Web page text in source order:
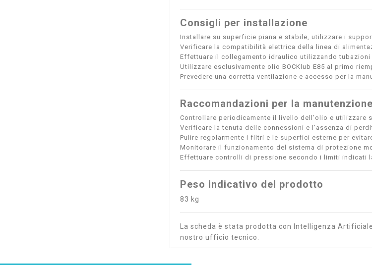
Consigli per installazione
Installare su superficie piana e stabile, utilizzare i
Verificare la compatibilità elettrica della linea di
Effettuare il collegamento idraulico utilizzando
Utilizzare esclusivamente olio BOCKlub E85 al primo
Prevedere una corretta ventilazione e accesso per la
Raccomandazioni per la manutenzione
Controllare periodicamente il livello dell'olio e utilizzare
Verificare la tenuta delle connessioni e l'assenza di
Pulire regolarmente i filtri e le superfici esterne per
Monitorare il funzionamento del sistema di protezione
Effettuare controlli di pressione secondo i limiti indicati
Peso indicativo del prodotto
83 kg
La scheda è stata prodotta con Intelligenza
nostro ufficio tecnico.